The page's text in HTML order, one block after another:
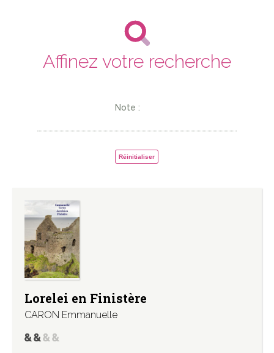
Affinez votre recherche
Note :
Réinitialiser
Lorelei en Finistère
CARON Emmanuelle